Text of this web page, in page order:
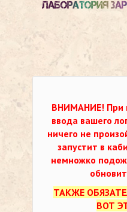
ВНИМАНИЕ! При
ввода вашего
ничего не
запустит в
немножко
ТАКЖЕ
ВОТ